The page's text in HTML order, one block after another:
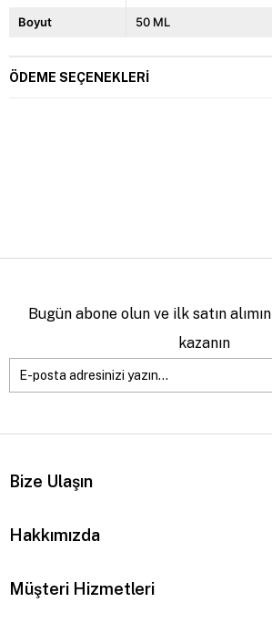
Boyut 50 ML
ÖDEME SEÇENEKLERI
Bugün abone olun ve ilk satın
kazanın
Bize Ulaşın
Hakkımızda
Müşteri Hizmetleri